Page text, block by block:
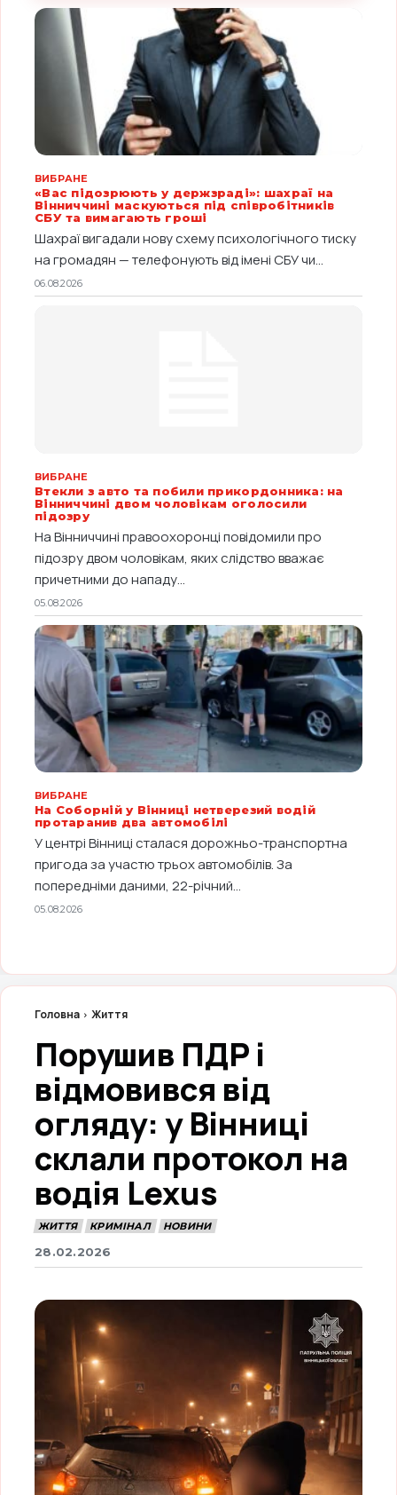
ВИБРАНЕ
«Вас підозрюють у держзраді»: шахраї на
Вінниччині маскуються під співробітників
СБУ та вимагають гроші
Шахраї вигадали нову схему психологічного тиску
на громадян — телефонують від імені СБУ чи...
06.08.2026
ВИБРАНЕ
Втекли з авто та побили прикордонника: на
Вінниччині двом чоловікам оголосили
підозру
На Вінниччині правоохоронці повідомили про
підозру двом чоловікам, яких слідство вважає
причетними до нападу...
05.08.2026
ВИБРАНЕ
На Соборній у Вінниці нетверезий водій
протаранив два автомобілі
У центрі Вінниці сталася дорожньо-транспортна
пригода за участю трьох автомобілів. За
попередніми даними, 22-річний...
05.08.2026